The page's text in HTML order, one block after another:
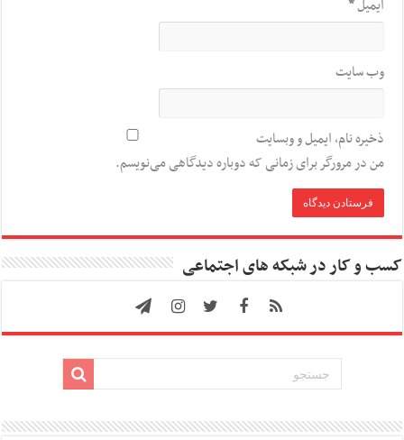
ایمیل*
وب‌ سایت
ذخیره نام، ایمیل و وبسایت
من در مرورگر برای زمانی که دوباره دیدگاهی می‌نویسم.
کسب و کار در شبکه های اجتماعی